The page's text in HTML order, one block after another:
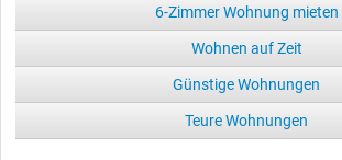
6-Zimmer Wohnung mieten
Wohnen auf Zeit
Günstige Wohnungen
Teure Wohnungen